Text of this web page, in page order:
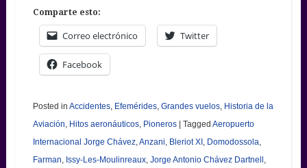
Comparte esto:
Correo electrónico Twitter
Facebook
Posted in Accidentes, Efemérides, Grandes vuelos, Historia de la
Aviación Hitos aeronáuticos, Pioneros | Tagged Aeropuerto
Internacional Jorge Chávez, Anzani Bleriot XI, Domodossola
Farman Issy-Les-Moulinreaux, Jorge Antonio Chávez Dartnell